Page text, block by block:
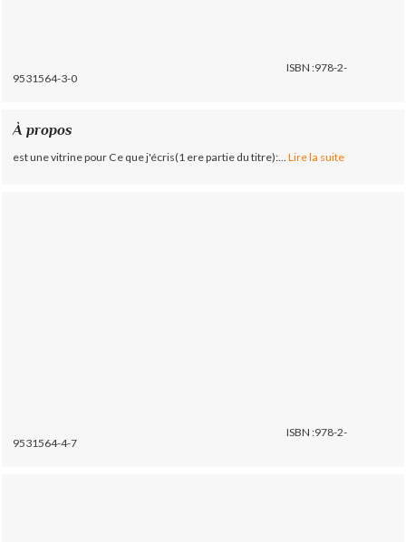
ISBN :978-2-
9531564-3-0
À propos
est une vitrine pour Ce que j'écris(1 ere partie du titre):... Lire la suite
ISBN :978-2-
9531564-4-7